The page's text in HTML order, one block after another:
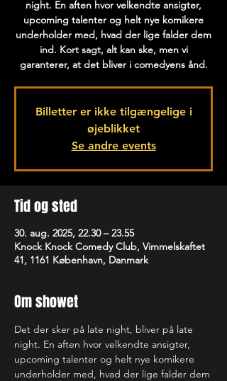
night. En aften hvor velkendte ansigter,
upcoming talenter og helt nye komikere
underholder med, hvad der lige falder dem
ind. Kort sagt, alt kan ske, men vi
garanterer, at det bliver i comedyens ånd.
Billetter er ikke tilgængelige i
øjeblikket
Se andre events
Tid og sted
30. aug. 2025, 22.30 – 23.55
Knock Knock Comedy Club, Vimmelskaftet
41, 1161 København, Danmark
Om showet
Det der sker på late night, bliver på late
night. En aften hvor velkendte ansigter,
upcoming talenter og helt nye komikere
underholder med, hvad der lige falder dem